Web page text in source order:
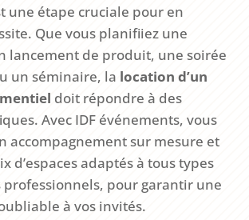
une étape cruciale pour en
Que vous planifiiez une
lancement de produit, une soirée
un séminaire, la location d’un
doit répondre à des
Avec IDF événements, vous
accompagnement sur mesure et
d’espaces adaptés à tous types
professionnels, pour garantir une
à vos invités.